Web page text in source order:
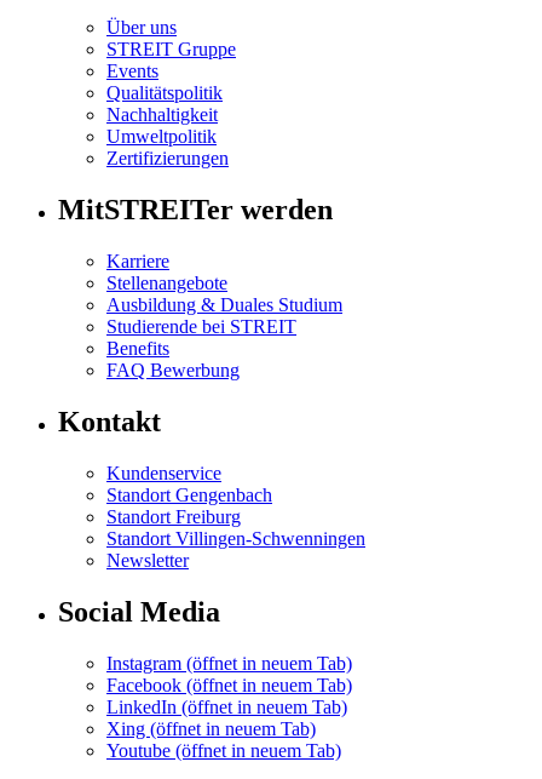
Über uns
STREIT Gruppe
Events
Qualitätspolitik
Nachhaltigkeit
Umweltpolitik
Zertifizierungen
MitSTREITer werden
Karriere
Stellenangebote
Ausbildung & Duales Studium
Studierende bei STREIT
Benefits
FAQ Bewerbung
Kontakt
Kundenservice
Standort Gengenbach
Standort Freiburg
Standort Villingen-Schwenningen
Newsletter
Social Media
Instagram (öffnet in neuem Tab)
Facebook (öffnet in neuem Tab)
LinkedIn (öffnet in neuem Tab)
Xing (öffnet in neuem Tab)
Youtube (öffnet in neuem Tab)